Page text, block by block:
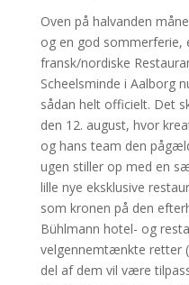
Oven på halvanden
og en god sommerferie,
fransk/nordiske
Scheelsminde i Aalborg
sådan helt officielt. Det
den 12. august, hvor
og hans team den
ugen stiller op med en
lille nye eksklusive
som kronen på den
Bühlmann hotel- og
velgennemtænkte retter
del af dem vil være